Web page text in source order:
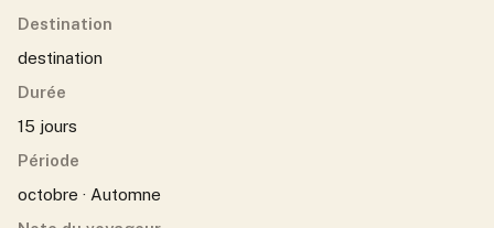
Destination
destination
Durée
15 jours
Période
octobre · Automne